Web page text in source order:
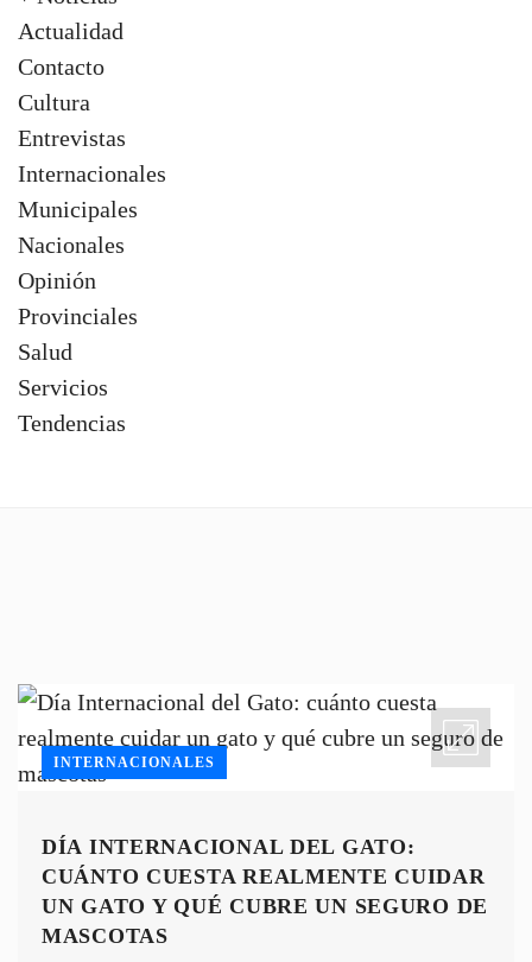
Actualidad
Contacto
Cultura
Entrevistas
Internacionales
Municipales
Nacionales
Opinión
Provinciales
Salud
Servicios
Tendencias
INTERNACIONALES
DÍA INTERNACIONAL DEL GATO:
CUÁNTO CUESTA REALMENTE CUIDAR
UN GATO Y QUÉ CUBRE UN SEGURO DE
MASCOTAS